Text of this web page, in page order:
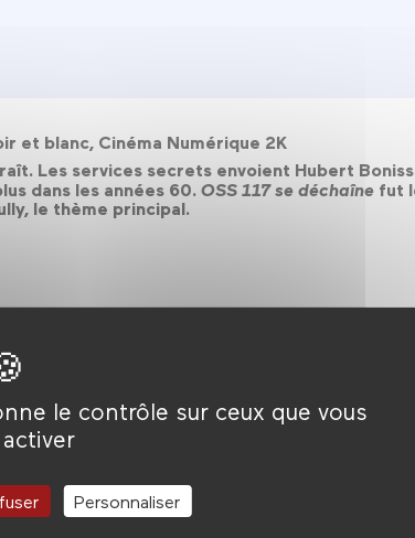
le contrôle sur ceux que vous
Personnaliser
et blanc, Cinéma Numérique 2K
Les services secrets envoient Hubert
dans les années 60. OSS 117 se déchaîne fut
le thème principal.